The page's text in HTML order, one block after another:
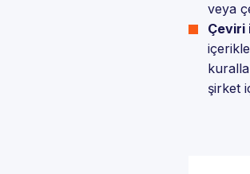
veya
Çeviri
şirket